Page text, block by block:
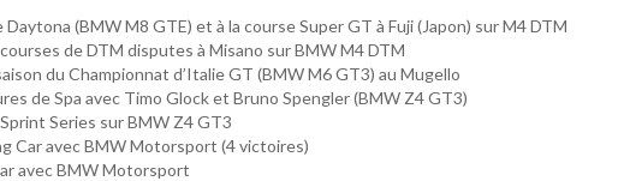
(BMW M8 GTE) et à la course Super GT à Fuji (Japon) sur M4 DTM
de DTM disputes à Misano sur BMW M4 DTM
du Championnat d’Italie GT (BMW M6 GT3) au Mugello
de Spa avec Timo Glock et Bruno Spengler (BMW Z4 GT3)
Series sur BMW Z4 GT3
Car avec BMW Motorsport (4 victoires)
avec BMW Motorsport